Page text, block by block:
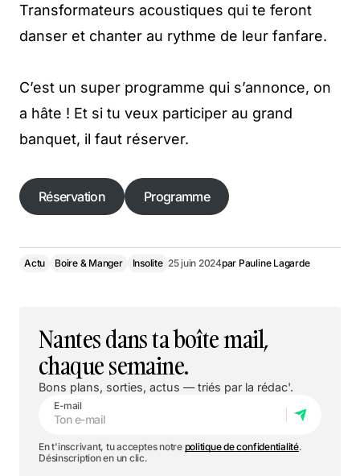
Transformateurs acoustiques qui te feront
danser et chanter au rythme de leur fanfare.
C’est un super programme qui s’annonce, on
a hâte ! Et si tu veux participer au grand
banquet, il faut réserver.
Réservation
Réservation
Programme
Actu Boire & Manger Insolite 25 juin 2024par Pauline Lagarde
Nantes dans ta boîte mail,
chaque semaine.
Bons plans, sorties, actus — triés par la rédac'.
E-mail
En t'inscrivant, tu acceptes notre politique de confidentialité.
Désinscription en un clic.